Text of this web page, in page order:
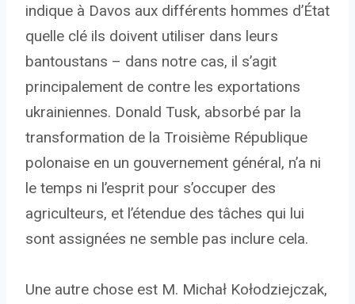
indique à Davos aux différents hommes d’État
quelle clé ils doivent utiliser dans leurs
bantoustans – dans notre cas, il s’agit
principalement de contre les exportations
ukrainiennes. Donald Tusk, absorbé par la
transformation de la Troisième République
polonaise en un gouvernement général, n’a ni
le temps ni l’esprit pour s’occuper des
agriculteurs, et l’étendue des tâches qui lui
sont assignées ne semble pas inclure cela.
Une autre chose est M. Michał Kołodziejczak,